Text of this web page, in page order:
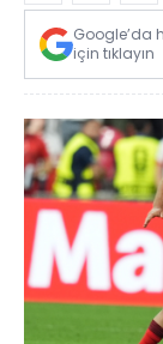
Google’da
için tıklayın